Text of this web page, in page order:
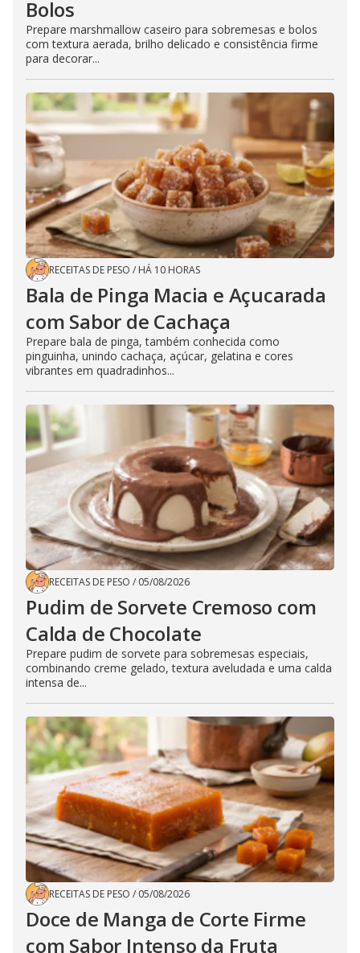
Bolos
Prepare marshmallow caseiro para sobremesas e bolos
com textura aerada, brilho delicado e consistência firme
para decorar...
RECEITAS DE PESO / HÁ 10 HORAS
Bala de Pinga Macia e Açucarada
com Sabor de Cachaça
Prepare bala de pinga, também conhecida como
pinguinha, unindo cachaça, açúcar, gelatina e cores
vibrantes em quadradinhos...
RECEITAS DE PESO / 05/08/2026
Pudim de Sorvete Cremoso com
Calda de Chocolate
Prepare pudim de sorvete para sobremesas especiais,
combinando creme gelado, textura aveludada e uma calda
intensa de...
RECEITAS DE PESO / 05/08/2026
Doce de Manga de Corte Firme
com Sabor Intenso da Fruta